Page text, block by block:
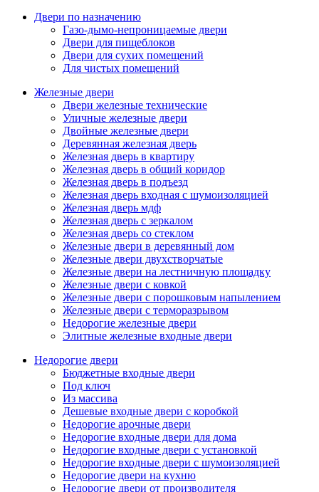
Двери по назначению
Газо-дымо-непроницаемые двери
Двери для пищеблоков
Двери для сухих помещений
Для чистых помещений
Железные двери
Двери железные технические
Уличные железные двери
Двойные железные двери
Деревянная железная дверь
Железная дверь в квартиру
Железная дверь в общий коридор
Железная дверь в подъезд
Железная дверь входная с шумоизоляцией
Железная дверь мдф
Железная дверь с зеркалом
Железная дверь со стеклом
Железные двери в деревянный дом
Железные двери двухстворчатые
Железные двери на лестничную площадку
Железные двери с ковкой
Железные двери с порошковым напылением
Железные двери с терморазрывом
Недорогие железные двери
Элитные железные входные двери
Недорогие двери
Бюджетные входные двери
Под ключ
Из массива
Дешевые входные двери с коробкой
Недорогие арочные двери
Недорогие входные двери для дома
Недорогие входные двери с установкой
Недорогие входные двери с шумоизоляцией
Недорогие двери на кухню
Недорогие двери от производителя